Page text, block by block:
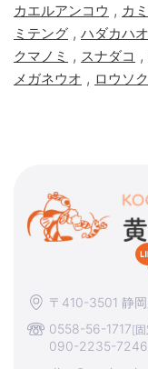
カエルアンコウ , カ
ミテング , ハダカハ
クマノミ , スナダコ ,
メガネウオ , ロウソ
〒410-3501 静
0558-56-1717[
090-2235-7246